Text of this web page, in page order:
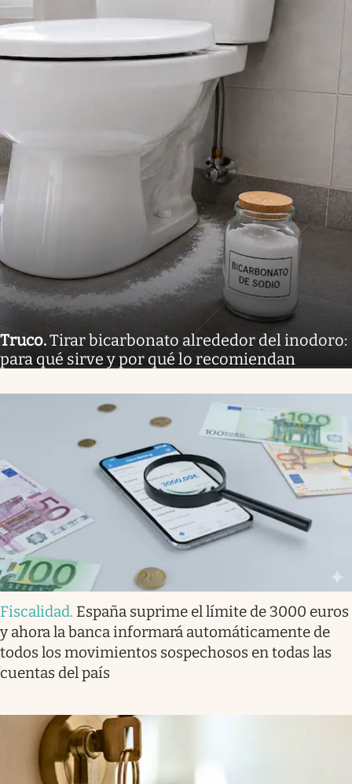
Truco.Tirar bicarbonato alrededor del inodoro:
para qué sirve y por qué lo recomiendan
Fiscalidad. España suprime el límite de 3000 euros
y ahora la banca informará automáticamente de
todos los movimientos sospechosos en todas las
cuentas del país